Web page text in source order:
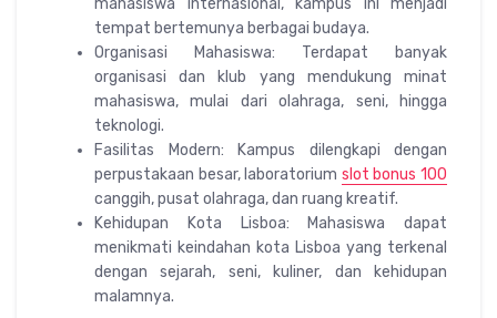
mahasiswa internasional, kampus ini menjadi
tempat bertemunya berbagai budaya.
Organisasi Mahasiswa: Terdapat banyak
organisasi dan klub yang mendukung minat
mahasiswa, mulai dari olahraga, seni, hingga
teknologi.
Fasilitas Modern: Kampus dilengkapi dengan
perpustakaan besar, laboratorium slot bonus 100
canggih, pusat olahraga, dan ruang kreatif.
Kehidupan Kota Lisboa: Mahasiswa dapat
menikmati keindahan kota Lisboa yang terkenal
dengan sejarah, seni, kuliner, dan kehidupan
malamnya.